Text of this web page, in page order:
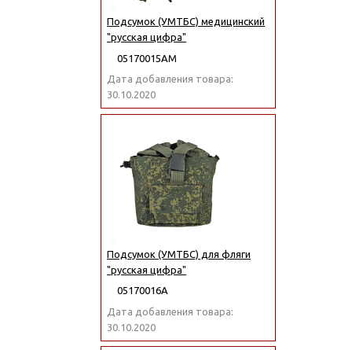
Подсумок (УМТБС) медицинский
"русская цифра"
05170015АМ
Дата добавления товара:
30.10.2020
Подсумок (УМТБС) для фляги
"русская цифра"
05170016А
Дата добавления товара:
30.10.2020